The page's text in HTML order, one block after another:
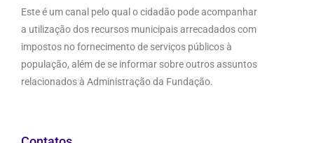
Este é um canal pelo qual o cidadão pode acompanhar
a utilização dos recursos municipais arrecadados com
impostos no fornecimento de serviços públicos à
população, além de se informar sobre outros assuntos
relacionados à Administração da Fundação.